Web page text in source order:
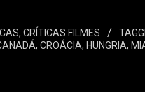
, CRÍTICAS FILMES
, CROÁCIA, HUNGRIA,